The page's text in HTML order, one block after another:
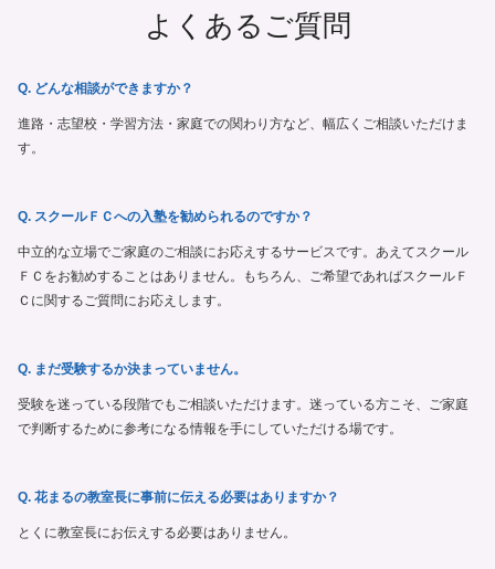
よくあるご質問
Q. どんな相談ができますか？
進路・志望校・学習方法・家庭での関わり方など、幅広くご相談いただけま
す。
Q. スクールＦＣへの入塾を勧められるのですか？
中立的な立場でご家庭のご相談にお応えするサービスです。あえてスクール
ＦＣをお勧めすることはありません。もちろん、ご希望であればスクールＦ
Ｃに関するご質問にお応えします。
Q. まだ受験するか決まっていません。
受験を迷っている段階でもご相談いただけます。迷っている方こそ、ご家庭
で判断するために参考になる情報を手にしていただける場です。
Q. 花まるの教室長に事前に伝える必要はありますか？
とくに教室長にお伝えする必要はありません。